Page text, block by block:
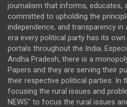
journalism that informs, educates,
committed to upholding the
independence, and transparency
era every political party has its
portals throughout the India.
Andha Pradesh, there is a
Papers and they are serving their
their respective political parties. In
focusing the rural issues and
NEWS" to focus the rural issues